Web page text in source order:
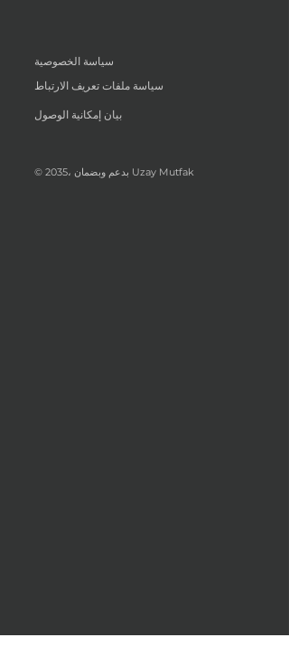
سياسة الخصوصية
سياسة ملفات تعريف الارتباط
بيان إمكانية الوصول
© 2035، بدعم وبضمان Uzay Mutfak